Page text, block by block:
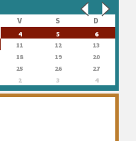
V S D
4 5
6
11 12
13
18 19
20
25 26
27
2 3 4